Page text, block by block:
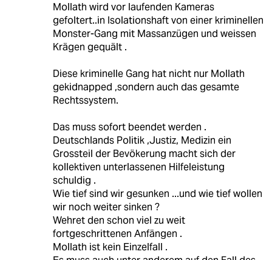
Mollath wird vor laufenden Kameras
gefoltert..in Isolationshaft von einer kriminellen
Monster-Gang mit Massanzügen und weissen
Krägen gequält .
Diese kriminelle Gang hat nicht nur Mollath
gekidnapped ,sondern auch das gesamte
Rechtssystem.
Das muss sofort beendet werden .
Deutschlands Politik ,Justiz, Medizin ein
Grossteil der Bevökerung macht sich der
kollektiven unterlassenen Hilfeleistung
schuldig .
Wie tief sind wir gesunken ...und wie tief wollen
wir noch weiter sinken ?
Wehret den schon viel zu weit
fortgeschrittenen Anfängen .
Mollath ist kein Einzelfall .